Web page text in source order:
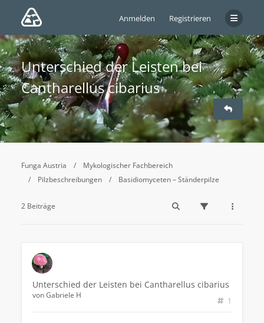
Anmelden Registrieren
Unterschied der Leisten bei
Cantharellus cibarius
Funga Austria
Mykologischer Fachbereich
Pilzbeschreibungen
Basidiomyceten – Ständerpilze
2 Beiträge
Unterschied der Leisten bei Cantharellus cibarius
1
vonGabriele H